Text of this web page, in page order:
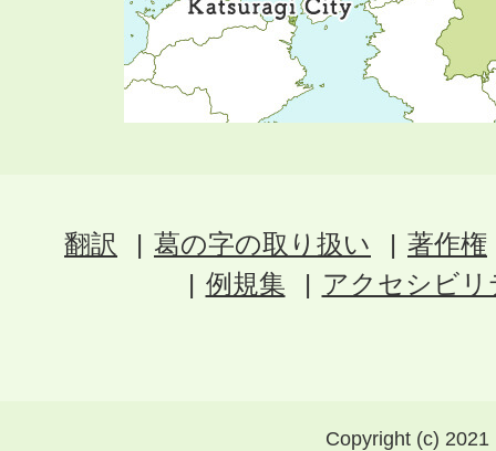
翻訳 葛の字の取り扱い
著作権
例規集
アクセシビ
Copyright (c)